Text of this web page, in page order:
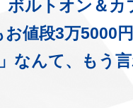
ボルトオン＆カ
値段3万5000
なんて、もう